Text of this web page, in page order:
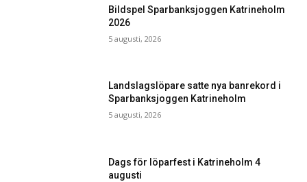
Bildspel Sparbanksjoggen Katrineholm
2026
5 augusti, 2026
Landslagslöpare satte nya banrekord i
Sparbanksjoggen Katrineholm
5 augusti, 2026
Dags för löparfest i Katrineholm 4
augusti